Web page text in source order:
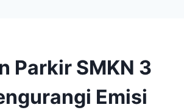
Parkir SMKN 3
Emisi